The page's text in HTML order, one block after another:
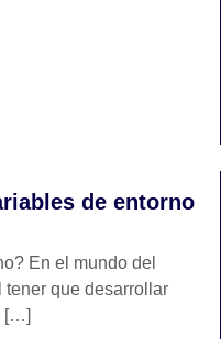
de entorno
En el mundo del
tener que desarrollar
[…]